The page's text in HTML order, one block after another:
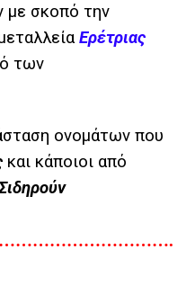
με σκοπό την
Ερέτριας
των
ονομάτων που
και κάποιοι από